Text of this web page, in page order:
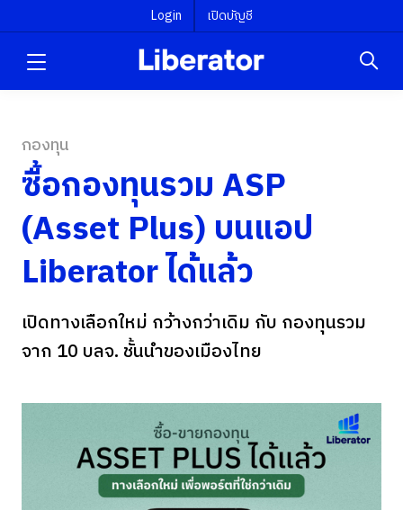
Login เปิดบัญชี
กองทุน
ซื้อกองทุนรวม ASP
(Asset Plus) บนแอป
Liberator ได้แล้ว
เปิดทางเลือกใหม่ กว้างกว่าเดิม กับ กองทุนรวม
จาก 10 บลจ. ชั้นนำของเมืองไทย